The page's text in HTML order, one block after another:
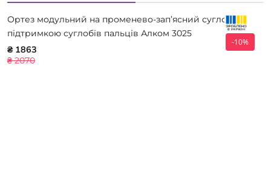
-10%
Ортез модульний на променево-зап’ясний суглоб з
підтримкою суглобів пальців Алком 3025
₴ 1863
₴ 2070